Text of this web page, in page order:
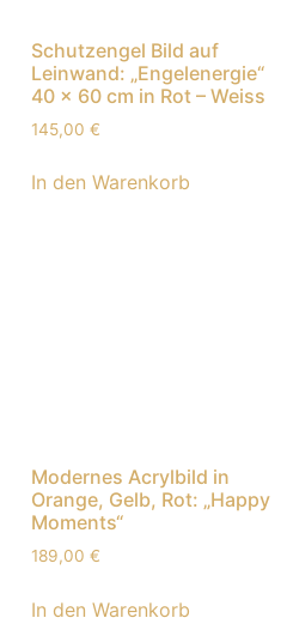
Schutzengel Bild auf
Leinwand: „Engelenergie“
40 x 60 cm in Rot – Weiss
145,00 €
In den Warenkorb
Modernes Acrylbild in
Orange, Gelb, Rot: „Happy
Moments“
189,00 €
In den Warenkorb